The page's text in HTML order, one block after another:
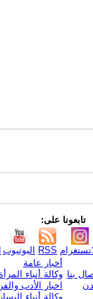
تابعونا على:
اليوتيوب RSS
بنا
أخبار عامة
وكالة أنباء المرأة
اخبار الأدب
وكالة أنباء اليسار